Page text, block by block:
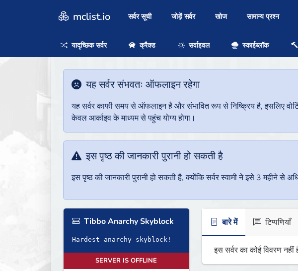
mclist.io सर्वर सूची जोड़ें सर्वर खोज सामान्य प्रश्न
यादृच्छिक सर्वर क्रैक्ड सर्वाइवल स्काईब्लॉक
यह सर्वर संभवतः ऑफलाइन रहेगा
यह सर्वर काफी समय से ऑफलाइन है और संभावित रूप से निष्क्रिय है, इसलिए
केवल आर्काइव के माध्यम से पहुंच योग्य होगा।
इस पृष्ठ की जानकारी पुरानी हो सकती है
इस पृष्ठ की जानकारी पुरानी हो सकती है, क्योंकि सर्वर स्वामी ने इसे 3 महीने से
Tibbo Anarchy Skyblock
Hardest anarchy skyblock!
SERVER IS OFFLINE
बारे में टिप्पणियाँ
इस सर्वर का कोई विवरण नहीं